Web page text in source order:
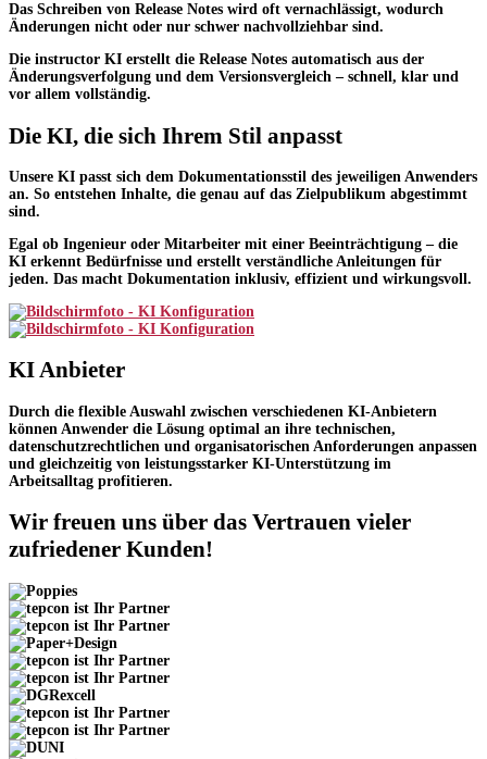
Das Schreiben von Release Notes wird oft vernachlässigt, wodurch
Änderungen nicht oder nur schwer nachvollziehbar sind.
Die instructor KI erstellt die Release Notes automatisch aus der
Änderungsverfolgung und dem Versionsvergleich – schnell, klar und
vor allem vollständig.
Die KI, die sich Ihrem Stil anpasst
Unsere KI passt sich dem Dokumentationsstil des jeweiligen Anwenders
an. So entstehen Inhalte, die genau auf das Zielpublikum abgestimmt
sind.
Egal ob Ingenieur oder Mitarbeiter mit einer Beeinträchtigung – die
KI erkennt Bedürfnisse und erstellt verständliche Anleitungen für
jeden. Das macht Dokumentation inklusiv, effizient und wirkungsvoll.
KI Anbieter
Durch die flexible Auswahl zwischen verschiedenen KI-Anbietern
können Anwender die Lösung optimal an ihre technischen,
datenschutzrechtlichen und organisatorischen Anforderungen anpassen
und gleichzeitig von leistungsstarker KI-Unterstützung im
Arbeitsalltag profitieren.
Wir freuen uns über das Vertrauen vieler
zufriedener Kunden!